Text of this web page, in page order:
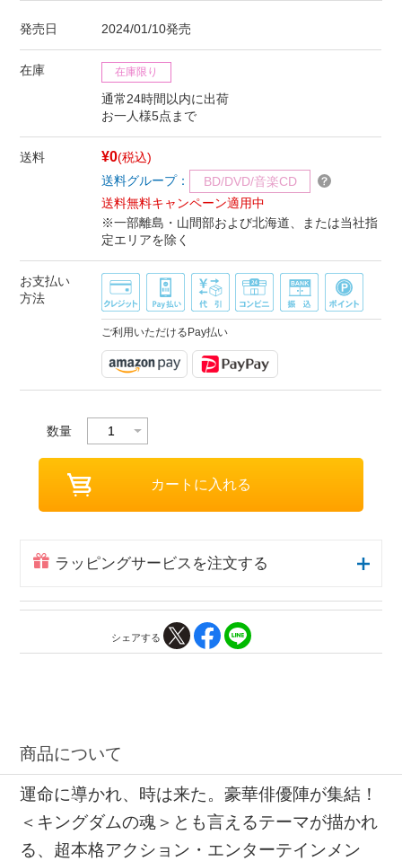
発売日 2024/01/10発売
在庫 在庫限り
通常24時間以内に出荷
お一人様5点まで
送料 ¥0(税込)
送料グループ：
BD/DVD/音楽CD
送料無料キャンペーン適用中
※一部離島・山間部および北海道、または当社指
定エリアを除く
お支払い
方法
ご利用いただけるPay払い
数量
ラッピングサービスを注文する
シェアする
商品について
運命に導かれ、時は来た。豪華俳優陣が集結！
＜キングダムの魂＞とも言えるテーマが描かれ
る、超本格アクション・エンターテインメン